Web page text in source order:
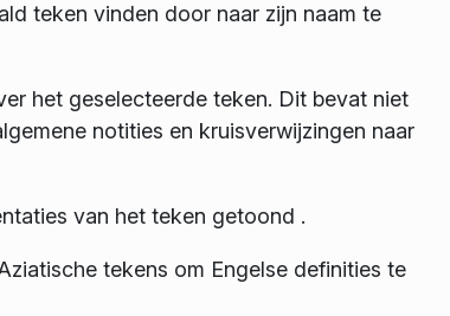
teken vinden door naar zijn naam te
het geselecteerde teken. Dit bevat niet
notities en kruisverwijzingen naar
van het teken getoond .
tekens om Engelse definities te